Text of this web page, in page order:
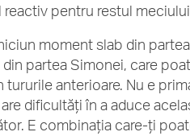
pentru restul
moment slab din
partea Simonei, care
anterioare. Nu e
dificultăți în a aduce
E combinația care-ți